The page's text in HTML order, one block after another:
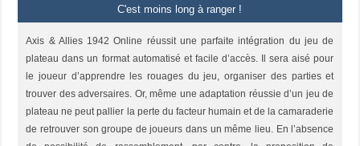
C'est moins long à ranger !
Axis & Allies 1942 Online réussit une parfaite intégration du jeu de
plateau dans un format automatisé et facile d’accès. Il sera aisé pour
le joueur d’apprendre les rouages du jeu, organiser des parties et
trouver des adversaires. Or, même une adaptation réussie d’un jeu de
plateau ne peut pallier la perte du facteur humain et de la camaraderie
de retrouver son groupe de joueurs dans un même lieu. En l’absence